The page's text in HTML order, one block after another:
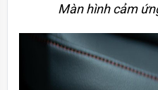
Màn hình cảm